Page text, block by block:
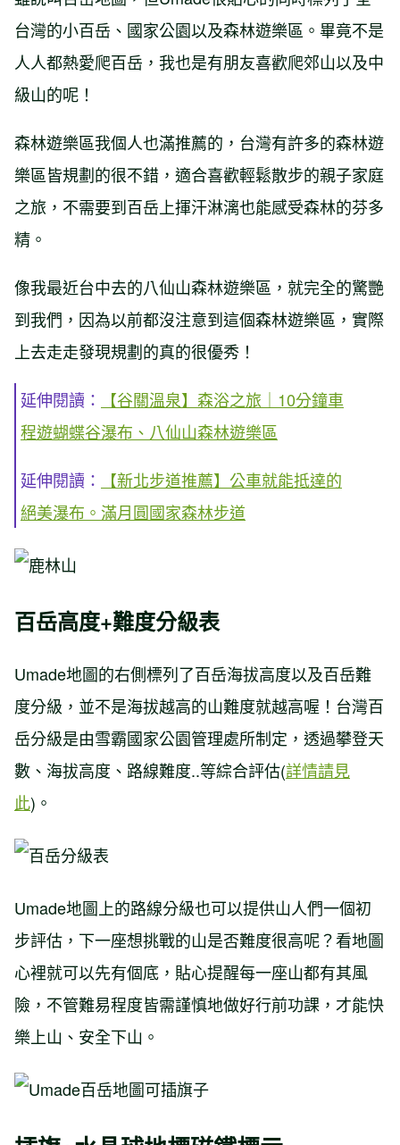
台灣的小百岳、國家公園以及森林遊樂區。畢竟不是
人人都熱愛爬百岳，我也是有朋友喜歡爬郊山以及中
級山的呢！
森林遊樂區我個人也滿推薦的，台灣有許多的森林遊
樂區皆規劃的很不錯，適合喜歡輕鬆散步的親子家庭
之旅，不需要到百岳上揮汗淋漓也能感受森林的芬多
精。
像我最近台中去的八仙山森林遊樂區，就完全的驚艷
到我們，因為以前都沒注意到這個森林遊樂區，實際
上去走走發現規劃的真的很優秀！
延伸閱讀：
【谷關溫泉】森浴之旅｜10分鐘車
程遊蝴蝶谷瀑布、八仙山森林遊樂區
延伸閱讀：
【新北步道推薦】公車就能抵達的
絕美瀑布。滿月圓國家森林步道
百岳高度+難度分級表
Umade地圖的右側標列了百岳海拔高度以及百岳難
度分級，並不是海拔越高的山難度就越高喔！台灣百
岳分級是由雪霸國家公園管理處所制定，透過攀登天
數、海拔高度、路線難度..等綜合評估(詳情請見
此)。
Umade地圖上的路線分級也可以提供山人們一個初
步評估，下一座想挑戰的山是否難度很高呢？看地圖
心裡就可以先有個底，貼心提醒每一座山都有其風
險，不管難易程度皆需謹慎地做好行前功課，才能快
樂上山、安全下山。